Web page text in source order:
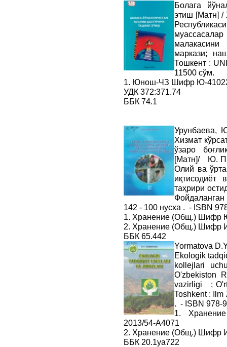
Болага
этиш [Матн] /
маркази;
Тошкент :
11500 сўм.
1. Юнош-ЧЗ Шифр Ю-
УДК 372:371.74
ББК 74.1
Урунбаева,
Хизмат
ўзаро
[Матн]/ Ю. П.
Олий ва
таҳрири
142 - 100 нусха . - ISBN
1. Хранение (Общ.) Шифр
2. Хранение (Общ.) Шифр
ББК 65.442
Yormatova
Ekologik
kollejlari
O'zbekiston
vazirligi ;
Toshkent :
. - ISBN 978-
1.
2013/54-А4071
2. Хранение (Общ.) Шифр
ББК 20.1ya722